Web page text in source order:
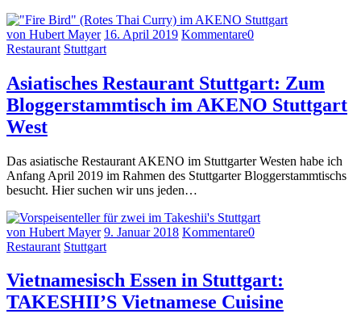
von Hubert Mayer 16. April 2019 Kommentare0
Restaurant Stuttgart
Asiatisches Restaurant Stuttgart: Zum
Bloggerstammtisch im AKENO Stuttgart
West
Das asiatische Restaurant AKENO im Stuttgarter Westen habe ich
Anfang April 2019 im Rahmen des Stuttgarter Bloggerstammtischs
besucht. Hier suchen wir uns jeden…
von Hubert Mayer 9. Januar 2018 Kommentare0
Restaurant Stuttgart
Vietnamesisch Essen in Stuttgart:
TAKESHII’S Vietnamese Cuisine